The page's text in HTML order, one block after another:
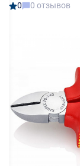
0 0 отзывов